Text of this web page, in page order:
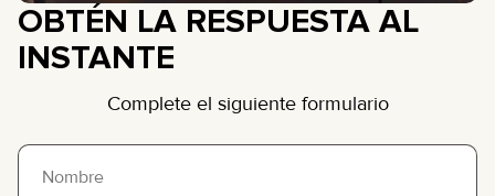
OBTÉN LA RESPUESTA AL
INSTANTE
Complete el siguiente formulario